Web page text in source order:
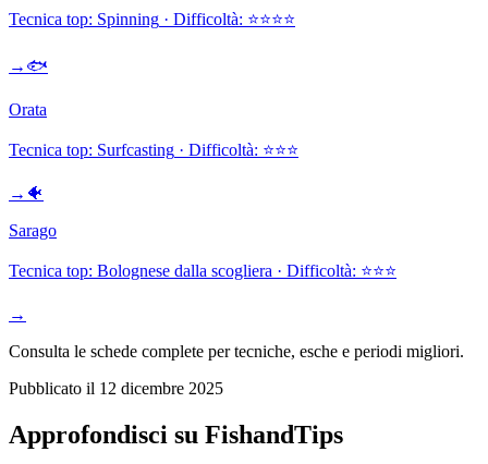
Tecnica top: Spinning · Difficoltà: ⭐⭐⭐⭐
→ 🐟
Orata
Tecnica top: Surfcasting · Difficoltà: ⭐⭐⭐
→ 🐠
Sarago
Tecnica top: Bolognese dalla scogliera · Difficoltà: ⭐⭐⭐
→
Consulta le schede complete per tecniche, esche e periodi migliori.
Pubblicato il 12 dicembre 2025
Approfondisci su FishandTips